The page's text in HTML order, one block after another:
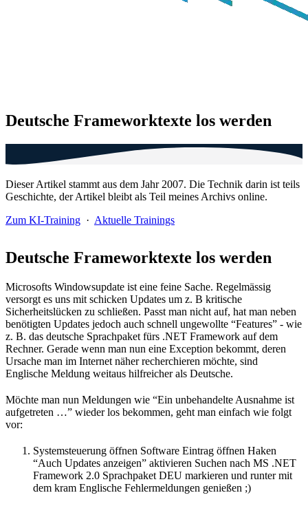
Deutsche Frameworktexte los werden
Dieser Artikel stammt aus dem Jahr 2007. Die Technik darin ist teils
Geschichte, der Artikel bleibt als Teil meines Archivs online.
Zum KI-Training · Aktuelle Trainings
Deutsche Frameworktexte los werden
Microsofts Windowsupdate ist eine feine Sache. Regelmässig
versorgt es uns mit schicken Updates um z. B kritische
Sicherheitslücken zu schließen. Passt man nicht auf, hat man neben
benötigten Updates jedoch auch schnell ungewollte “Features” - wie
z. B. das deutsche Sprachpaket fürs .NET Framework auf dem
Rechner. Gerade wenn man nun eine Exception bekommt, deren
Ursache man im Internet näher recherchieren möchte, sind
Englische Meldung weitaus hilfreicher als Deutsche.
Möchte man nun Meldungen wie “Ein unbehandelte Ausnahme ist
aufgetreten …” wieder los bekommen, geht man einfach wie folgt
vor:
Systemsteuerung öffnen Software Eintrag öffnen Haken
“Auch Updates anzeigen” aktivieren Suchen nach MS .NET
Framework 2.0 Sprachpaket DEU markieren und runter mit
dem kram Englische Fehlermeldungen genießen ;)